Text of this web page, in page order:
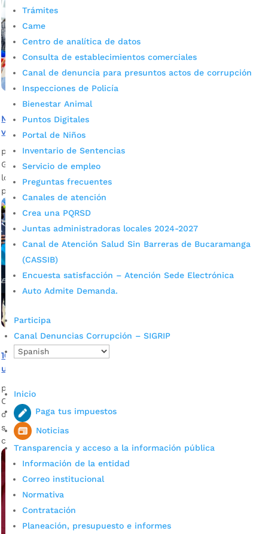
Trámites
Came
Centro de analítica de datos
Consulta de establecimientos comerciales
Canal de denuncia para presuntos actos de corrupción
Inspecciones de Policía
Bienestar Animal
Puntos Digitales
Portal de Niños
Inventario de Sentencias
Servicio de empleo
Preguntas frecuentes
Canales de atención
Crea una PQRSD
Juntas administradoras locales 2024-2027
Canal de Atención Salud Sin Barreras de Bucaramanga
(CASSIB)
Encuesta satisfacción – Atención Sede Electrónica
Auto Admite Demanda.
Participa
Canal Denuncias Corrupción – SIGRIP
Inicio
Paga tus impuestos
Noticias
Transparencia y acceso a la información pública
Información de la entidad
Correo institucional
Normativa
Contratación
Planeación, presupuesto e informes
Más de 100 kits escolares fueron entregados a niños
vulnerables de Bucaramanga
por Silvia Natalia Fandiño Ardila
Gracias a la gestión del alcalde Juan Carlos Cárdenas,
logramos entregar más de 100 kits escolares a nuestros
pequeños más vulnerables.
100 niños de escasos recursos económicos sonrieron con
una donación de kits escolares
por
Con el aporte del sector privado se beneficiaron 100 niños
de preescolar de la institución educativa Campohermoso
sede B. El año anterior el BBVA entregó 300 kits en los
colegios Jorge Eliécer Gaitán y Politécnico Santa Ana.